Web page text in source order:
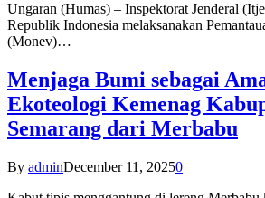
Ungaran (Humas) – Inspektorat Jenderal
Republik Indonesia melaksanakan
(Monev)…
Menjaga Bumi sebagai
Ekoteologi Kemenag
Semarang dari Merbabu
By adminDecember 11, 20250